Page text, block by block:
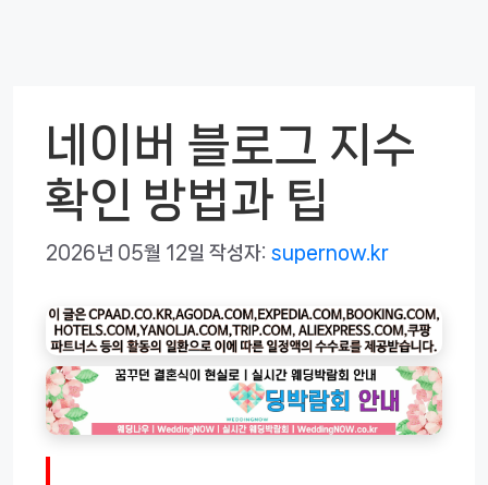
네이버 블로그 지수
확인 방법과 팁
2026년 05월 12일 작성자: supernow.kr